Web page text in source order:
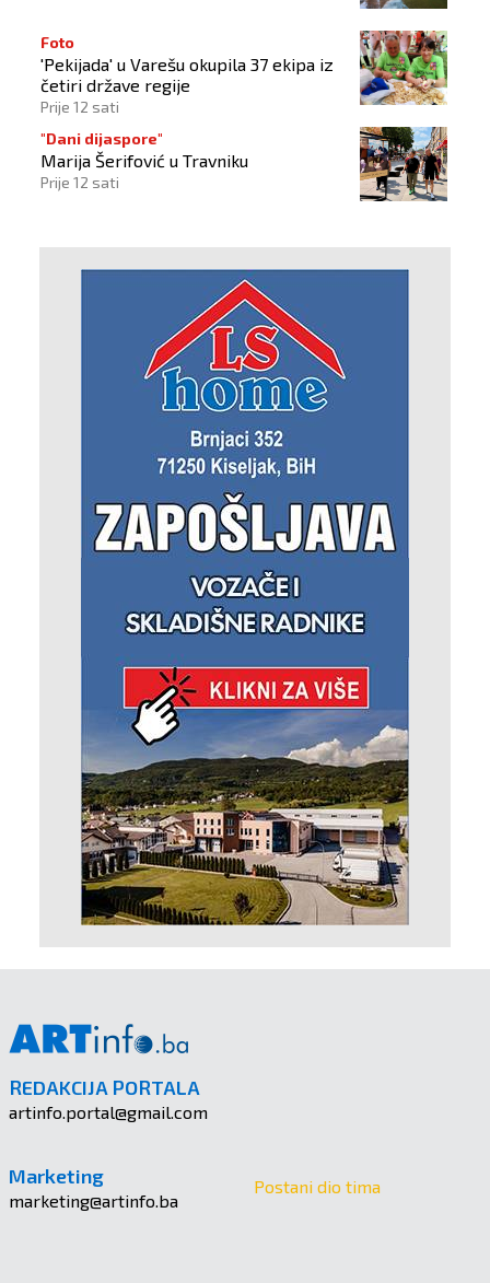
Foto
'Pekijada' u Varešu okupila 37 ekipa iz
četiri države regije
Prije 12 sati
"Dani dijaspore"
Marija Šerifović u Travniku
Prije 12 sati
REDAKCIJA PORTALA
artinfo.portal@gmail.com
Marketing
marketing@artinfo.ba
Postani dio tima